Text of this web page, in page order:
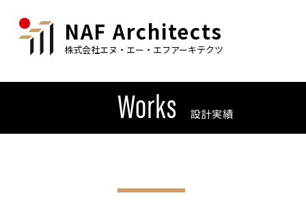
NAF Architects
株式会社エヌ・エー・エフアーキテクツ
Works 設計実績